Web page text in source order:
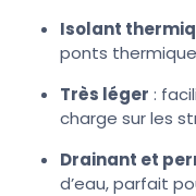
Isolant
ponts
Très léger :
charge sur les
Drainant et
d’eau, parfait